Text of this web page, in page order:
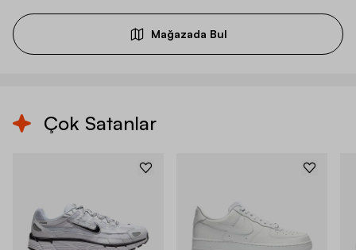
Mağazada Bul
Çok Satanlar